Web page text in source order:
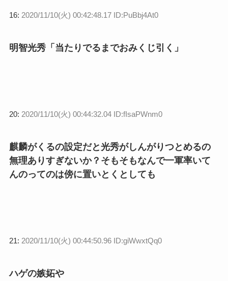
16: 2020/11/10(火) 00:42:48.17 ID:PuBbj4At0
明智光秀「当たりでるまでおみくじ引く」
20: 2020/11/10(火) 00:44:32.04 ID:fIsaPWnm0
麒麟がくるの設定だと光秀がしんがりつとめるの
無理ありすぎないか？そもそもなんで一軍率いて
んのってのは傍に置いとくとしても
21: 2020/11/10(火) 00:44:50.96 ID:giWwxtQq0
ハゲの嫉妬や